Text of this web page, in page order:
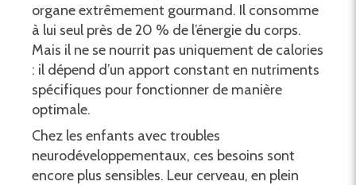
organe extrêmement gourmand. Il consomme
à lui seul près de 20 % de l’énergie du corps.
Mais il ne se nourrit pas uniquement de calories
: il dépend d’un apport constant en nutriments
spécifiques pour fonctionner de manière
optimale.
Chez les enfants avec troubles
neurodéveloppementaux, ces besoins sont
encore plus sensibles. Leur cerveau, en plein